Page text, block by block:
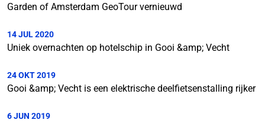
Garden of Amsterdam GeoTour vernieuwd
14 JUL 2020
Uniek overnachten op hotelschip in Gooi &amp; Vecht
24 OKT 2019
Gooi &amp; Vecht is een elektrische deelfietsenstalling rijker
6 JUN 2019